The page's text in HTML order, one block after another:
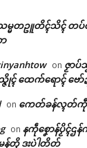
မ္မတဥူတိၚ်သိၚ် တပ်
on ဇၟာ
ၚ် ထေက်ရောၚ် ဗေ
on ကေတ်ခန်လ္ၚတ်
on နကဵုစၞောန်ပၟိၚ်ဌ
န်တၟိ ဒးပဲါတိတ်